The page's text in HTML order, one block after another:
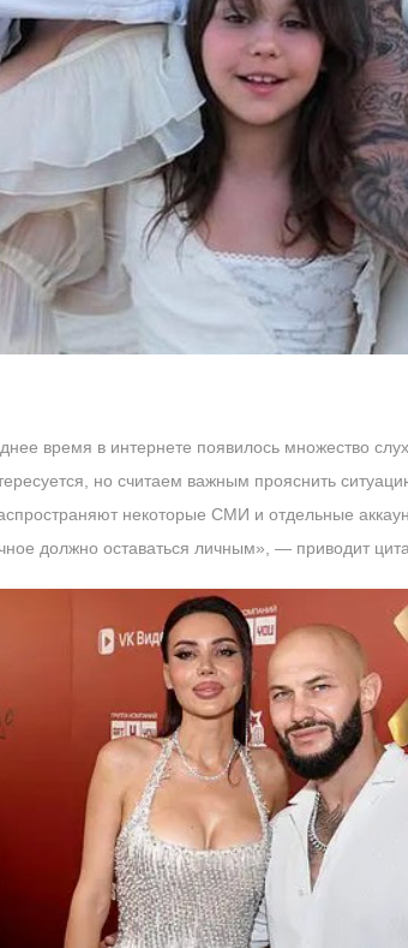
время в интернете появилось множество
но считаем важным прояснить
некоторые СМИ и отдельные
должно оставаться личным», — приводит